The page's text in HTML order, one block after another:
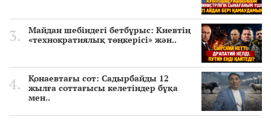
Майдан шебіндегі бетбұрыс: Киевтің
«технократиялық төңкерісі» жән..
Қонаевтағы сот: Садырбайды 12
жылға соттағысы келетіндер бұқа
мен..